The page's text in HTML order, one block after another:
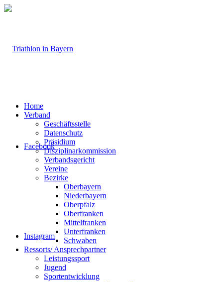
Facebook
Instagram
Home
Verband
Geschäftsstelle
Datenschutz
Präsidium
Disziplinarkommission
Verbandsgericht
Vereine
Bezirke
Oberbayern
Niederbayern
Oberpfalz
Oberfranken
Mittelfranken
Unterfranken
Schwaben
Ressorts/ Ansprechpartner
Leistungssport
Jugend
Sportentwicklung